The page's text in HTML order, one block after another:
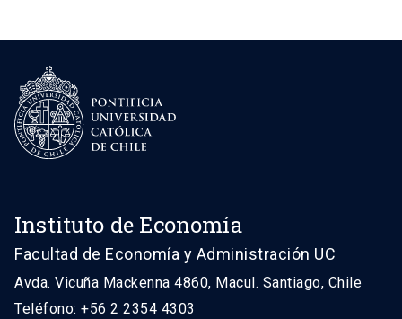
Instituto de Economía
Facultad de Economía y Administración UC
Avda. Vicuña Mackenna 4860, Macul. Santiago, Chile
Teléfono: +56 2 2354 4303